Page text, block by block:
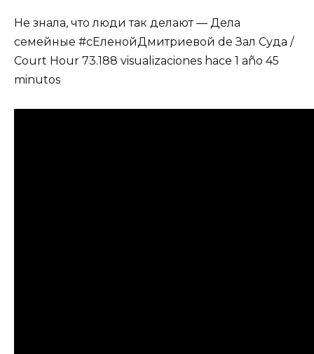
Не знала, что люди так делают — Дела
семейные #сЕленойДмитриевой de Зал Суда /
Court Hour 73.188 visualizaciones hace 1 año 45
minutos